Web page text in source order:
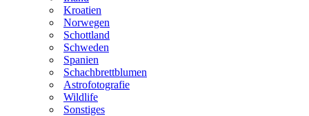
Kroatien
Norwegen
Schottland
Schweden
Spanien
Schachbrettblumen
Astrofotografie
Wildlife
Sonstiges